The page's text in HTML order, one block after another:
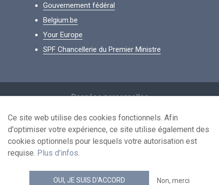
Gouvernement fédéral
Belgium.be
Your Europe
SPF Chancellerie du Premier Ministre
Données personnelles
Conditions de réutilisation
Contactez-nous
news.belgium flux RSS
Ce site web utilise des cookies fonctionnels. Afin
d'optimiser votre expérience, ce site utilise également des
cookies optionnels pour lesquels votre autorisation est
requise. Plus d'infos.
OUI, JE SUIS D'ACCORD Non, merci